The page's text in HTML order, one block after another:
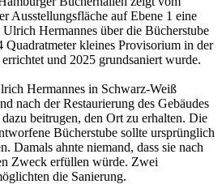
Ausstellungsfläche auf Ebene 1 eine
Hermannes über die Bücherstube
Quadratmeter kleines Provisorium in der
und 2025 grundsaniert wurde.
Hermannes in Schwarz-Weiß
nach der Restaurierung des Gebäudes
beitrugen, den Ort zu erhalten. Die
Bücherstube sollte ursprünglich
Damals ahnte niemand, dass sie nach
Zweck erfüllen würde. Zwei
die Sanierung.